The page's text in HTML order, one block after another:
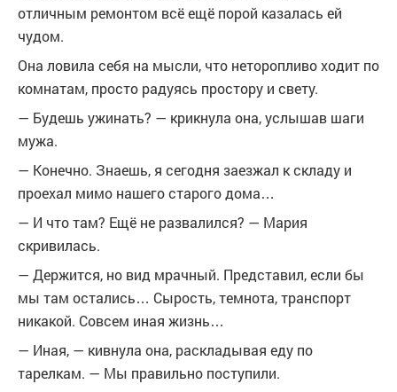
отличным ремонтом всё ещё порой казалась ей
чудом.
Она ловила себя на мысли, что неторопливо ходит по
комнатам, просто радуясь простору и свету.
— Будешь ужинать? — крикнула она, услышав шаги
мужа.
— Конечно. Знаешь, я сегодня заезжал к складу и
проехал мимо нашего старого дома…
— И что там? Ещё не развалился? — Мария
скривилась.
— Держится, но вид мрачный. Представил, если бы
мы там остались… Сырость, темнота, транспорт
никакой. Совсем иная жизнь…
— Иная, — кивнула она, раскладывая еду по
тарелкам. — Мы правильно поступили.